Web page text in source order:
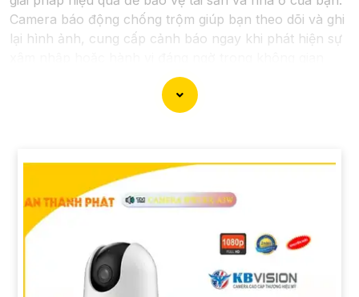
Camera báo động chống trộm giúp bạn theo dõi và ghi
lại hình ảnh, cung cấp cảnh báo ngay khi phát hiện sự
Nếu bạn quan tâm đến việc lắp đặt Camera Báo Động
Chống Trộm, bạn có thể liên hệ với các công ty cung
về các sản phẩm camera báo động trên thị trường và
tự lắp đặt nếu bạn muốn.
Nếu bạn cần thêm thông tin hoặc muốn để lại thông tin
liên lạc, Từng công trình có thể giúp bạn tìm kiếm các
dịch vụ liên quan đến lắp đặt Camera Báo Động Chống